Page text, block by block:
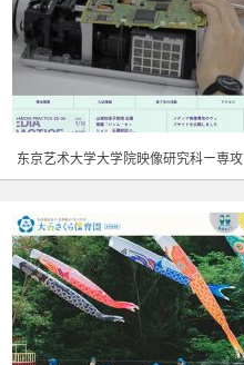
东京艺术大学大学院映像研究科ー専攻